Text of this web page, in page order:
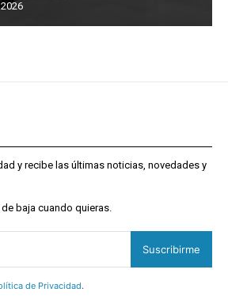
y recibe las últimas noticias, novedades y
baja cuando quieras.
Suscribirme
de Privacidad.